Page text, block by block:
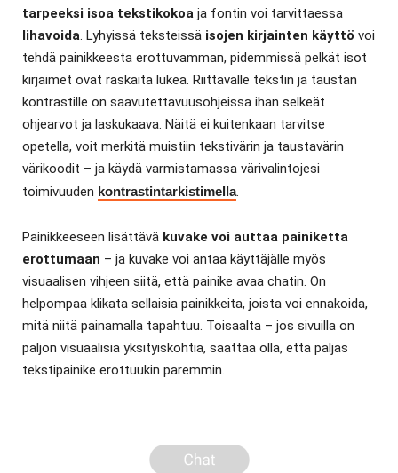
tarpeeksi isoa tekstikokoa ja fontin voi tarvittaessa
lihavoida. Lyhyissä teksteissä isojen kirjainten käyttö voi
tehdä painikkeesta erottuvamman, pidemmissä pelkät isot
kirjaimet ovat raskaita lukea. Riittävälle tekstin ja taustan
kontrastille on saavutettavuusohjeissa ihan selkeät
ohjearvot ja laskukaava. Näitä ei kuitenkaan tarvitse
opetella, voit merkitä muistiin tekstivärin ja taustavärin
värikoodit – ja käydä varmistamassa värivalintojesi
toimivuuden kontrastintarkistimella.
Painikkeeseen lisättävä kuvake voi auttaa painiketta
erottumaan – ja kuvake voi antaa käyttäjälle myös
visuaalisen vihjeen siitä, että painike avaa chatin. On
helpompaa klikata sellaisia painikkeita, joista voi ennakoida,
mitä niitä painamalla tapahtuu. Toisaalta – jos sivuilla on
paljon visuaalisia yksityiskohtia, saattaa olla, että paljas
tekstipainike erottuukin paremmin.